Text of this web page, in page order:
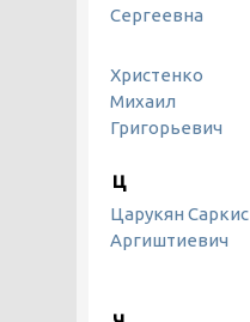
Сергеевна
Христенко
Михаил
Григорьевич
Ц
Царукян Саркис
Аргиштиевич